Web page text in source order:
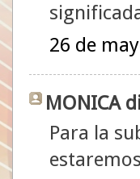
26 de
MONICA
Para la